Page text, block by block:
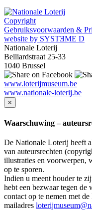
Copyright
Gebruiksvoorwaarden &
website by SYSTƎME D
Nationale Loterij
Belliardstraat 25-33
1040 Brussel
www.loterijmuseum.be
www.nationale-loterij.be
×
Waarschuwing –
De Nationale Loterij heeft
van auteursrechten
illustraties en voorwerpen,
op te sporen.
Indien u meent houder te
hebt een bezwaar tegen de
contact op te nemen met
mailadres